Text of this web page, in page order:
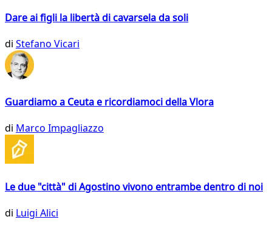
Dare ai figli la libertà di cavarsela da soli
di Stefano Vicari
Guardiamo a Ceuta e ricordiamoci della Vlora
di Marco Impagliazzo
Le due "città" di Agostino vivono entrambe dentro di noi
di Luigi Alici